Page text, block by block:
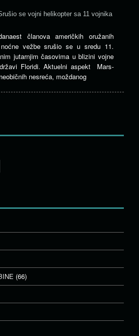
se vojni helikopter sa 11 vojnika
članova američkih oružanih
vežbe srušio se u sredu 11.
jutarnjim časovima u blizini vojne
Floridi. Aktuelni aspekt Mars-
nesreća, moždanog
(66)